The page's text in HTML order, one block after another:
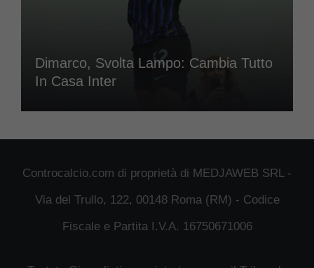
Dimarco, Svolta Lampo: Cambia Tutto
In Casa Inter
Controcalcio.com di proprietà di MEDJAWEB SRL -
Via del Trullo, 122, 00148 Roma (RM) - Codice
Fiscale e Partita I.V.A. 16750671006